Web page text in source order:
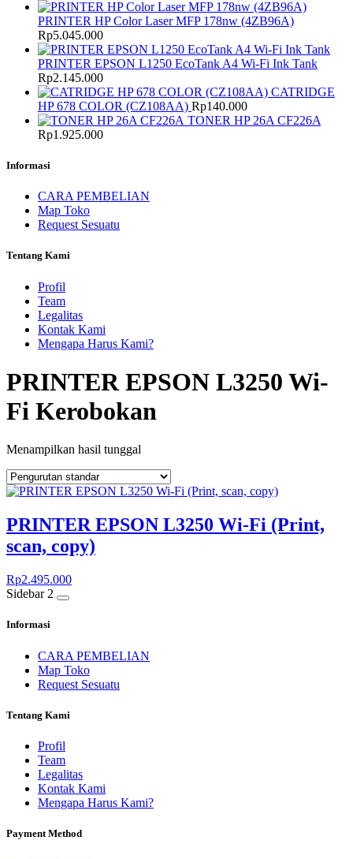
PRINTER HP Color Laser MFP 178nw (4ZB96A)
Rp5.045.000
PRINTER EPSON L1250 EcoTank A4 Wi-Fi Ink Tank
Rp2.145.000
CATRIDGE
HP 678 COLOR (CZ108AA) Rp140.000
TONER HP 26A CF226A
Rp1.925.000
Informasi
CARA PEMBELIAN
Map Toko
Request Sesuatu
Tentang Kami
Profil
Team
Legalitas
Kontak Kami
Mengapa Harus Kami?
PRINTER EPSON L3250 Wi-
Fi Kerobokan
Menampilkan hasil tunggal
PRINTER EPSON L3250 Wi-Fi (Print,
scan, copy)
Rp2.495.000
Sidebar 2
Informasi
CARA PEMBELIAN
Map Toko
Request Sesuatu
Tentang Kami
Profil
Team
Legalitas
Kontak Kami
Mengapa Harus Kami?
Payment Method